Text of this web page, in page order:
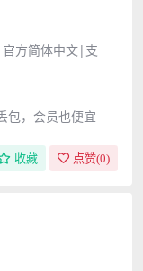
方简体中文|支
包，会员也便宜
收藏 点赞(0)